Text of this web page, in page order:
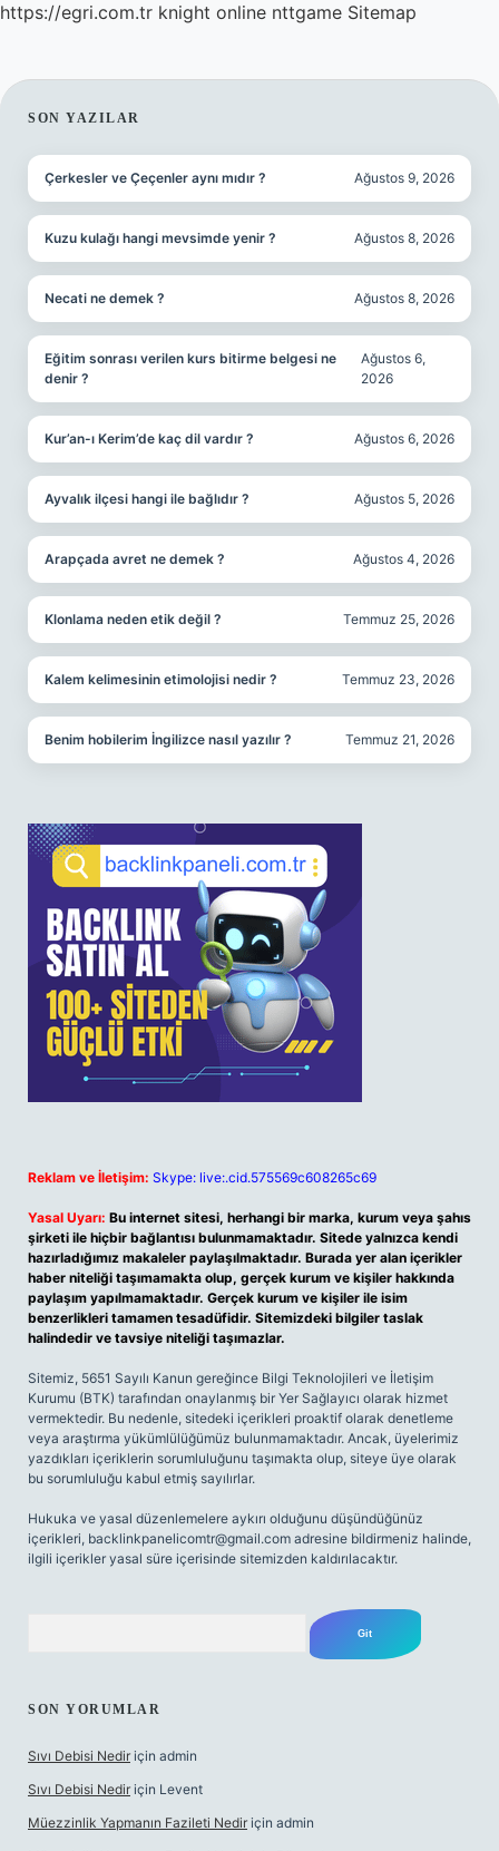
https://egri.com.tr knight online nttgame Sitemap
SIDEBAR
SON YAZILAR
Çerkesler ve Çeçenler aynı mıdır ? Ağustos 9, 2026
Kuzu kulağı hangi mevsimde yenir ? Ağustos 8, 2026
Necati ne demek ? Ağustos 8, 2026
Eğitim sonrası verilen kurs bitirme belgesi ne
denir ?
Ağustos 6,
2026
Kur’an-ı Kerim’de kaç dil vardır ? Ağustos 6, 2026
Ayvalık ilçesi hangi ile bağlıdır ? Ağustos 5, 2026
Arapçada avret ne demek ? Ağustos 4, 2026
Klonlama neden etik değil ? Temmuz 25, 2026
Kalem kelimesinin etimolojisi nedir ? Temmuz 23, 2026
Benim hobilerim İngilizce nasıl yazılır ? Temmuz 21, 2026
Reklam ve İletişim: Skype: live:.cid.575569c608265c69
Yasal Uyarı: Bu internet sitesi, herhangi bir marka, kurum veya şahıs
şirketi ile hiçbir bağlantısı bulunmamaktadır. Sitede yalnızca kendi
hazırladığımız makaleler paylaşılmaktadır. Burada yer alan içerikler
haber niteliği taşımamakta olup, gerçek kurum ve kişiler hakkında
paylaşım yapılmamaktadır. Gerçek kurum ve kişiler ile isim
benzerlikleri tamamen tesadüfidir. Sitemizdeki bilgiler taslak
halindedir ve tavsiye niteliği taşımazlar.
Sitemiz, 5651 Sayılı Kanun gereğince Bilgi Teknolojileri ve İletişim
Kurumu (BTK) tarafından onaylanmış bir Yer Sağlayıcı olarak hizmet
vermektedir. Bu nedenle, sitedeki içerikleri proaktif olarak denetleme
veya araştırma yükümlülüğümüz bulunmamaktadır. Ancak, üyelerimiz
yazdıkları içeriklerin sorumluluğunu taşımakta olup, siteye üye olarak
bu sorumluluğu kabul etmiş sayılırlar.
Hukuka ve yasal düzenlemelere aykırı olduğunu düşündüğünüz
içerikleri, backlinkpanelicomtr@gmail.com adresine bildirmeniz halinde,
ilgili içerikler yasal süre içerisinde sitemizden kaldırılacaktır.
SON YORUMLAR
Sıvı Debisi Nedir için admin
Sıvı Debisi Nedir için Levent
Müezzinlik Yapmanın Fazileti Nedir için admin